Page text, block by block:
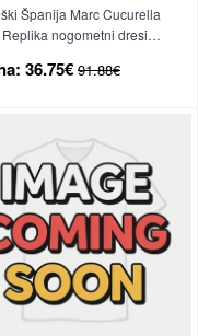
Španija Marc Cucurella
nogometni dresi
Rokav (+ hlače)
36.75€ 91.88€